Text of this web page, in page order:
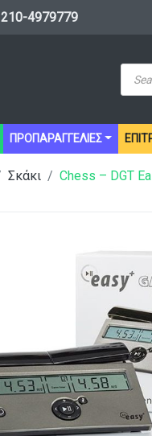
210-4979779
ΠΡΟΠΑΡΑΓΓΕΛΙΕΣ
Σκάκι Chess – DGT